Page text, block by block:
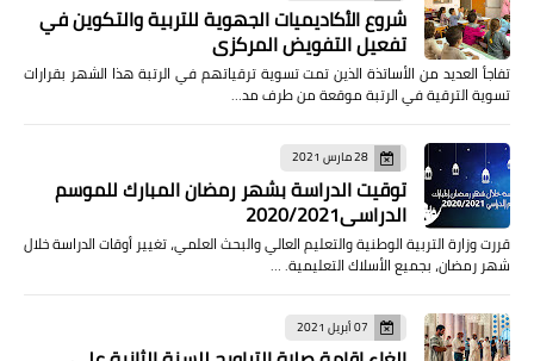
شروع الأكاديميات الجهوية للتربية والتكوين في
تفعيل التفويض المركزي
تفاجأ العديد من الأساتذة الذين تمت تسوية ترقياتهم في الرتبة هذا الشهر بقرارات
تسوية الترقية في الرتبة موقعة من طرف مد…
28 مارس 2021
توقيت الدراسة بشهر رمضان المبارك للموسم
الدراسي2020/2021
قررت وزارة التربية الوطنية والتعليم العالي والبحث العلمي، تغيير أوقات الدراسة خلال
شهر رمضان، بجميع الأسلاك التعليمية. …
07 أبريل 2021